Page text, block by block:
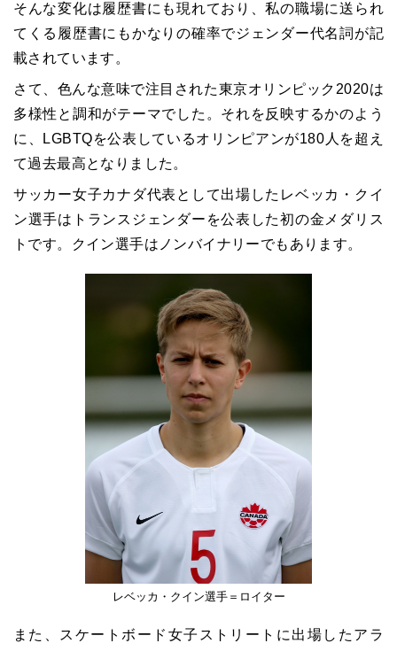
そんな変化は履歴書にも現れており、私の職場に送られ
てくる履歴書にもかなりの確率でジェンダー代名詞が記
載されています。
さて、色んな意味で注目された東京オリンピック2020は
多様性と調和がテーマでした。それを反映するかのよう
に、LGBTQを公表しているオリンピアンが180人を超え
て過去最高となりました。
サッカー女子カナダ代表として出場したレベッカ・クイ
ン選手はトランスジェンダーを公表した初の金メダリス
トです。クイン選手はノンバイナリーでもあります。
レベッカ・クイン選手＝ロイター
また、スケートボード女子ストリートに出場したアラ